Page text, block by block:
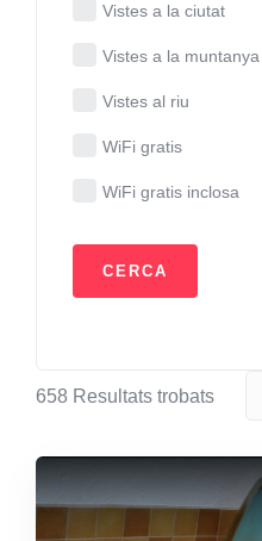
Vistes a la ciutat
Vistes a la muntanya
Vistes al riu
WiFi gratis
WiFi gratis inclosa
658 Resultats trobats